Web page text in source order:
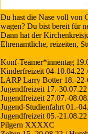
Du hast die Nase voll von
wagen? Du bist bereit für
Dann hat der
Ehrenamtliche, reizeiten,
Konf-Teamer*innentag
Kinderfreizeit 04-10.04.22
LARP Larry Botter 18.-
Jugendfreizeit 17.-
Jugendfreizeit 27.07.-
Jugend-Studienfahrt 01.-
Jugendfreizeit 05.-
Pilgern XXXXC